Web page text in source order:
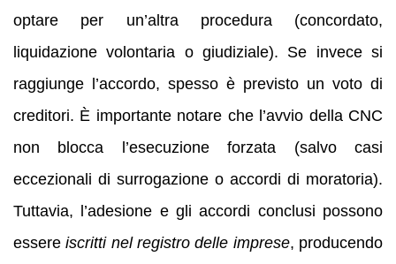
optare per un’altra procedura (concordato,
liquidazione volontaria o giudiziale). Se invece si
raggiunge l’accordo, spesso è previsto un voto di
creditori. È importante notare che l’avvio della CNC
non blocca l’esecuzione forzata (salvo casi
eccezionali di surrogazione o accordi di moratoria).
Tuttavia, l’adesione e gli accordi conclusi possono
essereiscritti nel registro delle imprese, producendo